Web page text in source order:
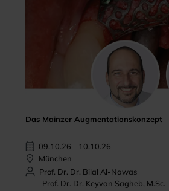
Das Mainzer Augmentationskonzept
09.10.26 - 10.10.26
München
Prof. Dr. Dr. Bilal Al-Nawas
Prof. Dr. Dr. Keyvan Sagheb, M.Sc.